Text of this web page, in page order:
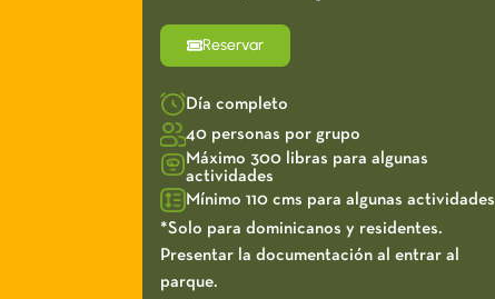
Reservar
Día completo
40 personas por grupo
Máximo 300 libras para algunas
actividades
Mínimo 110 cms para algunas actividades
*Solo para dominicanos y residentes.
Presentar la documentación al entrar al
parque.